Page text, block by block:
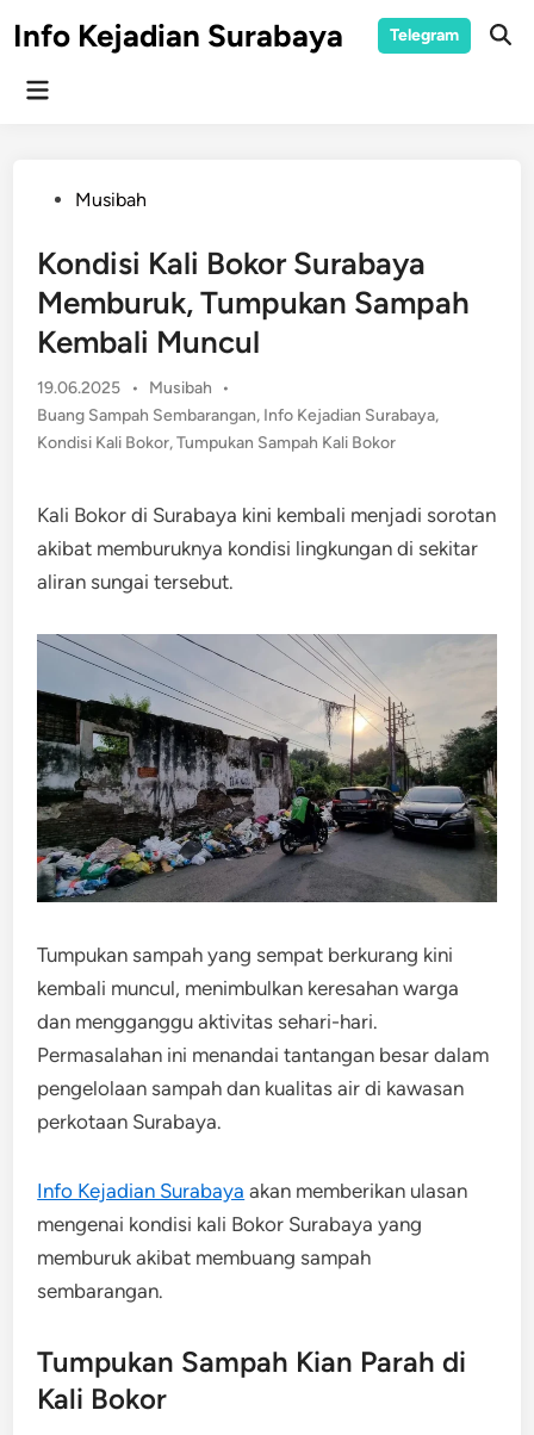
toInfo Kejadian Surabaya Telegram
Main
PostedMusibah
Kondisi Kali Bokor Surabaya
Memburuk, Tumpukan Sampah
Kembali Muncul
19.06.2025 •
Posted
in
Musibah
•
Buang Sampah Sembarangan, Info Kejadian Surabaya,
Kondisi Kali Bokor,Tumpukan Sampah Kali Bokor
Kali Bokor di Surabaya kini kembali menjadi sorotan
akibat memburuknya kondisi lingkungan di sekitar
aliran sungai tersebut.
Tumpukan sampah yang sempat berkurang kini
kembali muncul, menimbulkan keresahan warga
dan mengganggu aktivitas sehari-hari.
Permasalahan ini menandai tantangan besar dalam
pengelolaan sampah dan kualitas air di kawasan
perkotaan Surabaya.
Info Kejadian Surabaya akan memberikan ulasan
mengenai kondisi kali Bokor Surabaya yang
memburuk akibat membuang sampah
sembarangan.
Tumpukan Sampah Kian Parah di
Kali Bokor